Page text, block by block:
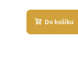
Do košíku